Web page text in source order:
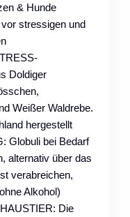
& Hunde
stressigen und
Doldiger
Weißer Waldrebe.
hergestellt
Globuli bei Bedarf
alternativ über das
verabreichen,
Alkohol)
Die